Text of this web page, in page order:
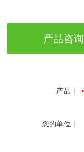
产品咨询
产品：
您的单位：